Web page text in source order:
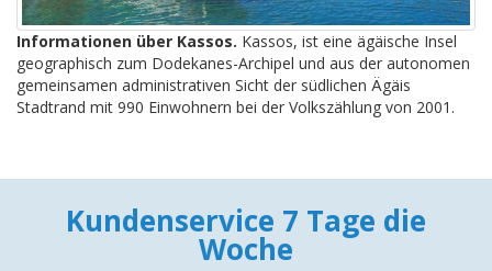
Informationen über Kassos. Kassos, ist eine ägäische Insel
geographisch zum Dodekanes-Archipel und aus der autonomen
gemeinsamen administrativen Sicht der südlichen Ägäis
Stadtrand mit 990 Einwohnern bei der Volkszählung von 2001.
Kundenservice 7 Tage die
Woche